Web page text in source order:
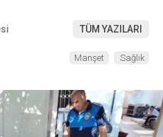
TÜM YAZILARI
Manşet Sağlık